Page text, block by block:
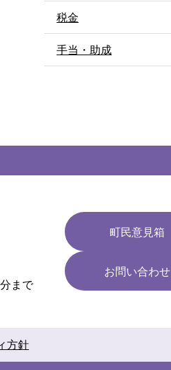
税金
手当・助成
まで
町民意見箱
お問い合わせ
方針